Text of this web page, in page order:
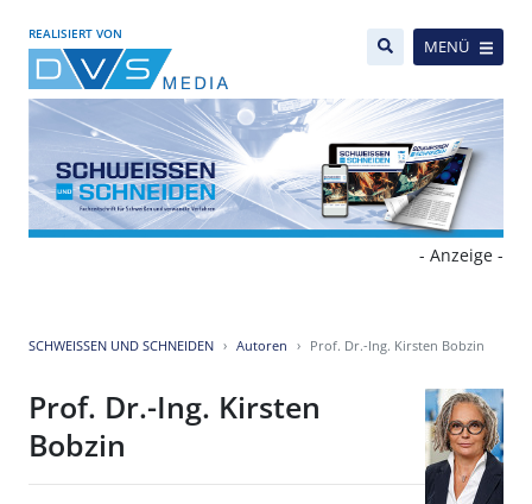
REALISIERT VON
MENÜ
- Anzeige -
SCHWEISSEN UND SCHNEIDEN Autoren Prof. Dr.-Ing. Kirsten Bobzin
Prof. Dr.-Ing. Kirsten
Bobzin